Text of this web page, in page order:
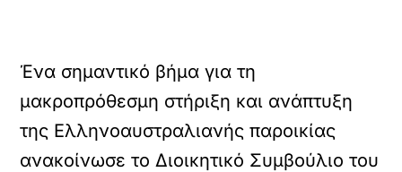
Ένα σημαντικό βήμα για τη
μακροπρόθεσμη στήριξη και ανάπτυξη
της Ελληνοαυστραλιανής παροικίας
ανακοίνωσε το Διοικητικό Συμβούλιο του